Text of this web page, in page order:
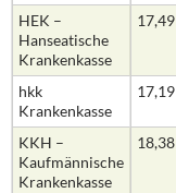
HEK –
Hanseatische
Krankenkasse
17,49
hkk
Krankenkasse
17,19
KKH –
Kaufmännische
Krankenkasse
18,38